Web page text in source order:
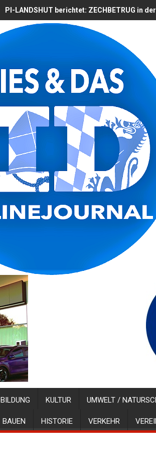
PI-LANDSHUT berichtet: ZECHBETRUG in
BILDUNG KULTUR UMWELT /
BAUEN HISTORIE VERKEHR